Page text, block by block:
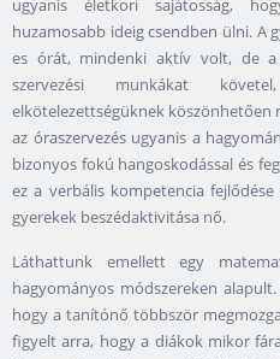
ugyanis életkori sajátosság,
huzamosabb ideig csendben ülni. A
es órát, mindenki aktív volt, de
szervezési munkákat
elkötelezettségüknek köszönhetően
az óraszervezés ugyanis a
bizonyos fokú hangoskodással és
ez a verbális kompetencia
gyerekek beszédaktivitása nő.
Láthattunk emellett egy
hagyományos módszereken
hogy a tanítónő többször
figyelt arra, hogy a diákok mikor